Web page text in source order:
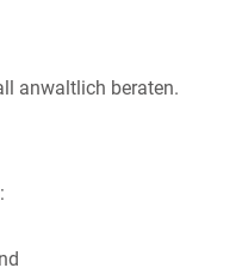
anwaltlich beraten.
: